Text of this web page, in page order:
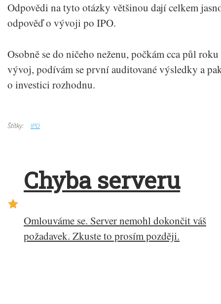
Odpovědi na tyto otázky většinou dají celkem
odpověď o vývoji po IPO.
Osobně se do ničeho neženu, počkám cca půl roku
vývoj, podívám se první auditované výsledky a
o investici rozhodnu.
Štítky: IPO
Chyba serveru
Omlouváme se. Server nemohl dokončit váš
požadavek. Zkuste to prosím později.